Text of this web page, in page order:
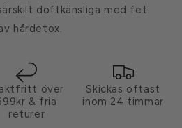
doftkänsliga med fet
hårdetox.
över
& fria
returer
Skickas oftast
inom 24 timmar